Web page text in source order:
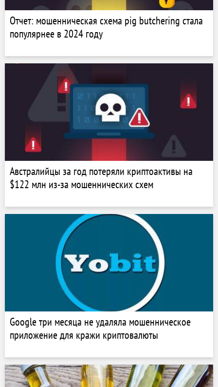
Отчет: мошенническая схема pig butchering стала
популярнее в 2024 году
Австралийцы за год потеряли криптоактивы на
$122 млн из-за мошеннических схем
Google три месяца не удаляла мошенническое
приложение для кражи криптовалюты